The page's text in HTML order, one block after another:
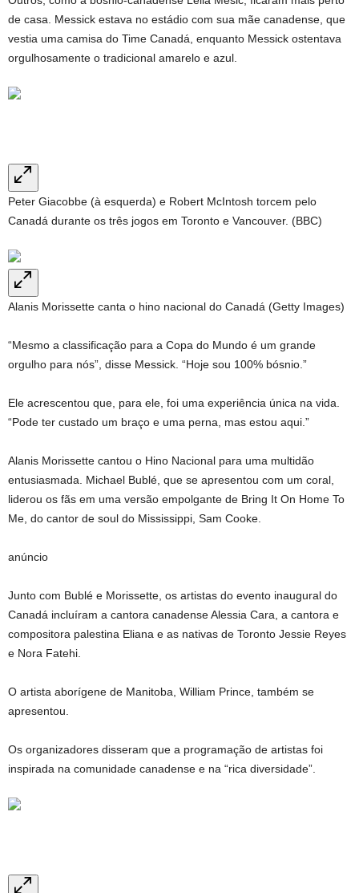
de casa. Messick estava no estádio com sua mãe canadense, que
vestia uma camisa do Time Canadá, enquanto Messick ostentava
orgulhosamente o tradicional amarelo e azul.
Peter Giacobbe (à esquerda) e Robert McIntosh torcem pelo
Canadá durante os três jogos em Toronto e Vancouver. (BBC)
Alanis Morissette canta o hino nacional do Canadá (Getty Images)
“Mesmo a classificação para a Copa do Mundo é um grande
orgulho para nós”, disse Messick. “Hoje sou 100% bósnio.”
Ele acrescentou que, para ele, foi uma experiência única na vida.
“Pode ter custado um braço e uma perna, mas estou aqui.”
Alanis Morissette cantou o Hino Nacional para uma multidão
entusiasmada. Michael Bublé, que se apresentou com um coral,
liderou os fãs em uma versão empolgante de Bring It On Home To
Me, do cantor de soul do Mississippi, Sam Cooke.
anúncio
Junto com Bublé e Morissette, os artistas do evento inaugural do
Canadá incluíram a cantora canadense Alessia Cara, a cantora e
compositora palestina Eliana e as nativas de Toronto Jessie Reyes
e Nora Fatehi.
O artista aborígene de Manitoba, William Prince, também se
apresentou.
Os organizadores disseram que a programação de artistas foi
inspirada na comunidade canadense e na “rica diversidade”.